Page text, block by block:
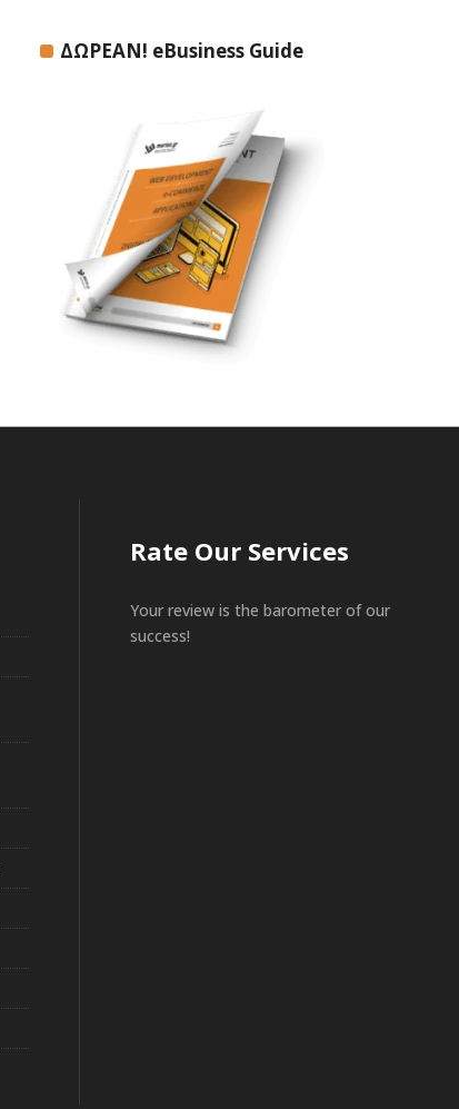
ΔΩΡΕΑΝ! eBusiness Guide
Rate Our Services
Your review is the barometer of our
success!